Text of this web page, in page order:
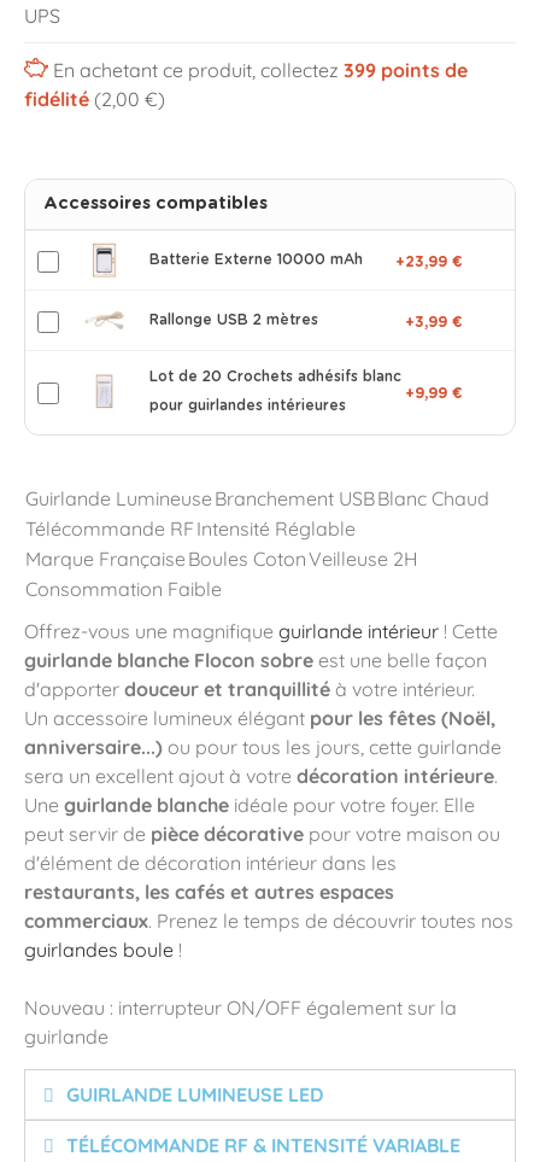
UPS
En achetant ce produit, collectez 399points de
fidélité (2,00 €)
Accessoires compatibles
Batterie Externe 10000 mAh +23,99 €
Rallonge USB 2 mètres +3,99 €
Lot de 20 Crochets adhésifs blanc
pour guirlandes intérieures
+9,99 €
Guirlande Lumineuse Branchement USBBlanc Chaud
Télécommande RF Intensité Réglable
Marque Française Boules CotonVeilleuse 2H
Consommation Faible
Offrez-vous une magnifique guirlande intérieur ! Cette
guirlande blanche Flocon sobre est une belle façon
d'apporter douceur et tranquillité à votre intérieur.
Un accessoire lumineux élégant pour les fêtes (Noël,
anniversaire...) ou pour tous les jours, cette guirlande
sera un excellent ajout à votre décoration intérieure.
Une guirlande blanche idéale pour votre foyer. Elle
peut servir de pièce décorative pour votre maison ou
d'élément de décoration intérieur dans les
restaurants, les cafés et autres espaces
commerciaux. Prenez le temps de découvrir toutes nos
guirlandes boule !
Nouveau : interrupteur ON/OFF également sur la
guirlande
GUIRLANDE LUMINEUSE LED
TÉLÉCOMMANDE RF & INTENSITÉ VARIABLE